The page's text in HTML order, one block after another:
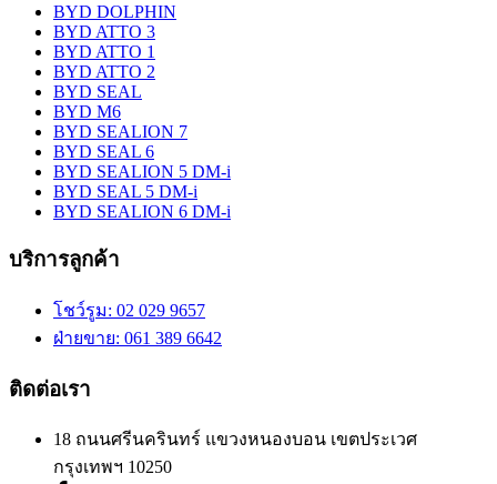
BYD DOLPHIN
BYD ATTO 3
BYD ATTO 1
BYD ATTO 2
BYD SEAL
BYD M6
BYD SEALION 7
BYD SEAL 6
BYD SEALION 5 DM-i
BYD SEAL 5 DM-i
BYD SEALION 6 DM-i
บริการลูกค้า
โชว์รูม: 02 029 9657
ฝ่ายขาย: 061 389 6642
ติดต่อเรา
18 ถนนศรีนครินทร์ แขวงหนองบอน เขตประเวศ
กรุงเทพฯ 10250